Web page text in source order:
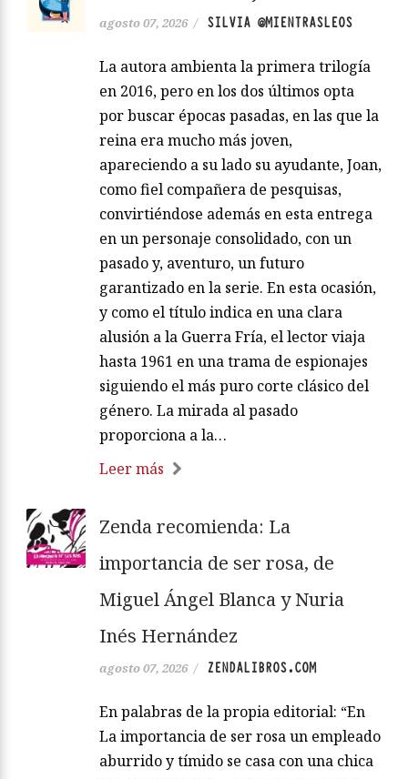
agosto 07, 2026 / SILVIA @MIENTRASLEOS
La autora ambienta la primera trilogía
en 2016, pero en los dos últimos opta
por buscar épocas pasadas, en las que la
reina era mucho más joven,
apareciendo a su lado su ayudante, Joan,
como fiel compañera de pesquisas,
convirtiéndose además en esta entrega
en un personaje consolidado, con un
pasado y, aventuro, un futuro
garantizado en la serie. En esta ocasión,
y como el título indica en una clara
alusión a la Guerra Fría, el lector viaja
hasta 1961 en una trama de espionajes
siguiendo el más puro corte clásico del
género. La mirada al pasado
proporciona a la…
Leer más
Zenda recomienda: La
importancia de ser rosa, de
Miguel Ángel Blanca y Nuria
Inés Hernández
agosto 07, 2026 / ZENDALIBROS.COM
En palabras de la propia editorial: “En
La importancia de ser rosa un empleado
aburrido y tímido se casa con una chica